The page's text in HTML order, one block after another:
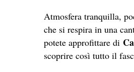
Atmosfera tranquilla,
che si respira in una
potete approfittare di
scoprire così tutto il